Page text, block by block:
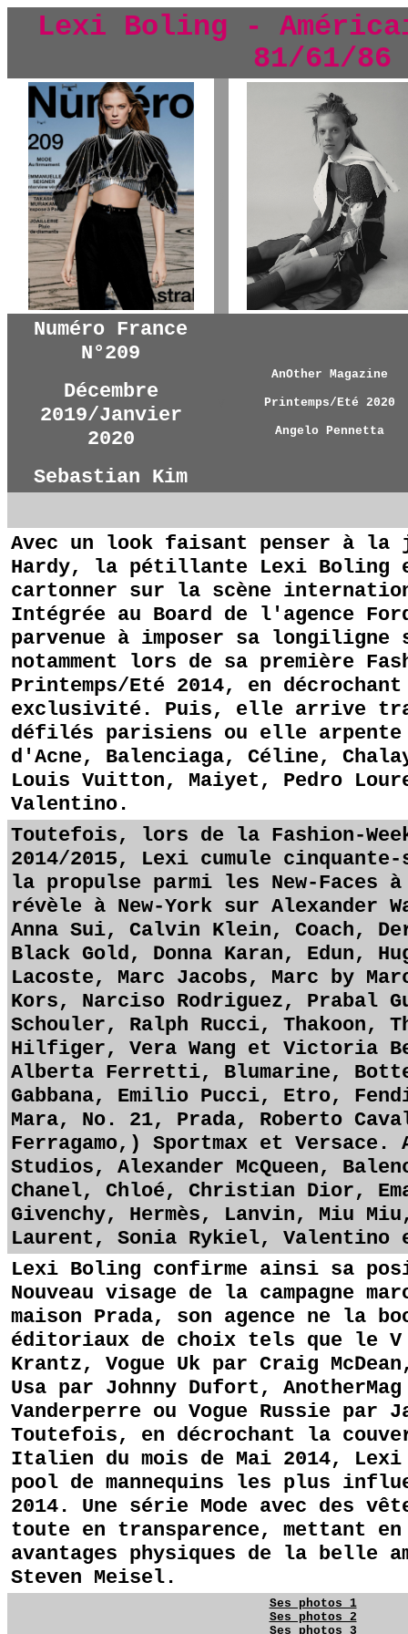
Lexi Boling -
81/61/86
Numéro France
N°209
Décembre
2019/Janvier
2020
Sebastian Kim
AnOther Magazine
Printemps/Eté 2020
Angelo Pennetta
Avec un look faisant penser à la
Hardy, la pétillante Lexi Boling
cartonner sur la scène
Intégrée au Board de l'agence
parvenue à imposer sa
notamment lors de sa première
Printemps/Eté 2014, en décrochant
exclusivité. Puis, elle arrive
défilés parisiens ou elle arpente
d'Acne, Balenciaga, Céline,
Louis Vuitton, Maiyet, Pedro
Valentino.
Toutefois, lors de la Fashion-
2014/2015, Lexi cumule
la propulse parmi les New-Faces
révèle à New-York sur Alexander
Anna Sui, Calvin Klein, Coach,
Black Gold, Donna Karan, Edun,
Lacoste, Marc Jacobs, Marc by
Kors, Narciso Rodriguez, Prabal
Schouler, Ralph Rucci, Thakoon,
Hilfiger, Vera Wang et Victoria
Alberta Ferretti, Blumarine,
Gabbana, Emilio Pucci, Etro,
Mara, No. 21, Prada, Roberto
Ferragamo,) Sportmax et
Studios, Alexander McQueen,
Chanel, Chloé, Christian Dior,
Givenchy, Hermès, Lanvin, Miu
Laurent, Sonia Rykiel, Valentino
Lexi Boling confirme ainsi sa
Nouveau visage de la campagne
maison Prada, son agence ne la
éditoriaux de choix tels que le V
Krantz, Vogue Uk par Craig
Usa par Johnny Dufort,
Vanderperre ou Vogue Russie par
Toutefois, en décrochant la
Italien du mois de Mai 2014,
pool de mannequins les plus
2014. Une série Mode avec des
toute en transparence, mettant
avantages physiques de la belle
Steven Meisel.
Ses photos 1
Ses photos 2
Ses photos 3